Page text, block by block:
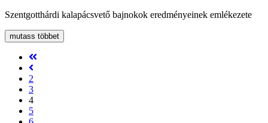
Szentgotthárdi kalapácsvető bajnokok eredményeinek emlékezete
mutass többet
2
3
4
5